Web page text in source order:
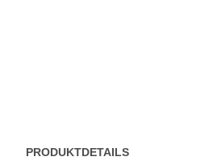
PRODUKTDETAILS